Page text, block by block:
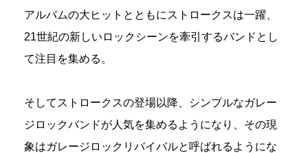
アルバムの大ヒットとともにストロークスは一躍、
21世紀の新しいロックシーンを牽引するバンドとし
て注目を集める。
そしてストロークスの登場以降、シンプルなガレー
ジロックバンドが人気を集めるようになり、その現
象はガレージロックリバイバルと呼ばれるようにな